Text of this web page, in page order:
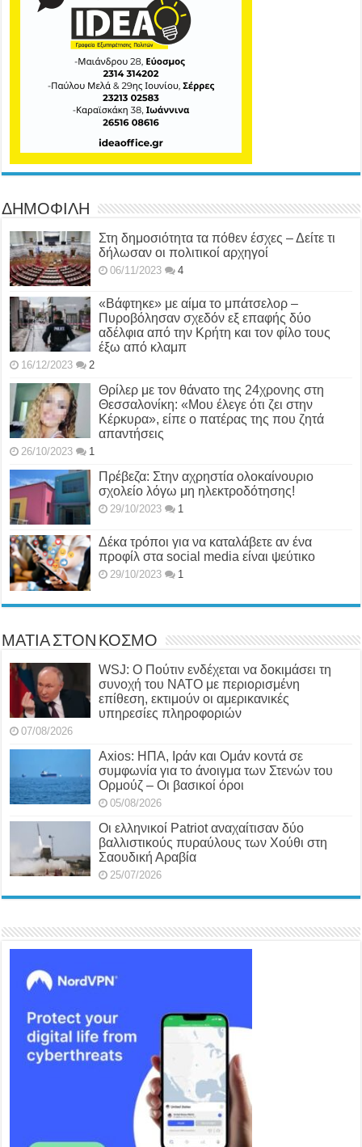
ΔΗΜΟΦΙΛΗ
Στη δημοσιότητα τα πόθεν έσχες – Δείτε τι
δήλωσαν οι πολιτικοί αρχηγοί
06/11/2023 4
«Βάφτηκε» με αίμα το μπάτσελορ –
Πυροβόλησαν σχεδόν εξ επαφής δύο
αδέλφια από την Κρήτη και τον φίλο τους
έξω από κλαμπ
16/12/2023 2
Θρίλερ με τον θάνατο της 24χρονης στη
Θεσσαλονίκη: «Μου έλεγε ότι ζει στην
Κέρκυρα», είπε ο πατέρας της που ζητά
απαντήσεις
26/10/2023 1
Πρέβεζα: Στην αχρηστία ολοκαίνουριο
σχολείο λόγω μη ηλεκτροδότησης!
29/10/2023 1
Δέκα τρόποι για να καταλάβετε αν ένα
προφίλ στα social media είναι ψεύτικο
29/10/2023 1
ΜΑΤΙΑ ΣΤΟΝ ΚΟΣΜΟ
WSJ: Ο Πούτιν ενδέχεται να δοκιμάσει τη
συνοχή του ΝΑΤΟ με περιορισμένη
επίθεση, εκτιμούν οι αμερικανικές
υπηρεσίες πληροφοριών
07/08/2026
Axios: ΗΠΑ, Ιράν και Ομάν κοντά σε
συμφωνία για το άνοιγμα των Στενών του
Ορμούζ – Οι βασικοί όροι
05/08/2026
Οι ελληνικοί Patriot αναχαίτισαν δύο
βαλλιστικούς πυραύλους των Χούθι στη
Σαουδική Αραβία
25/07/2026